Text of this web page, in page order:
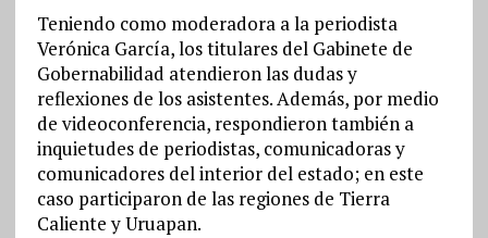
Teniendo como moderadora a la periodista
Verónica García, los titulares del Gabinete de
Gobernabilidad atendieron las dudas y
reflexiones de los asistentes. Además, por medio
de videoconferencia, respondieron también a
inquietudes de periodistas, comunicadoras y
comunicadores del interior del estado; en este
caso participaron de las regiones de Tierra
Caliente y Uruapan.